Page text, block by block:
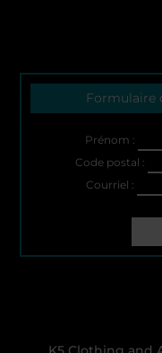
Formulaire
Prénom :
Code postal :
Courriel :